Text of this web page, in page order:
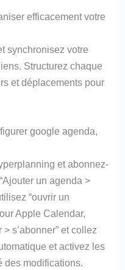
efficacement votre
synchronisez votre
Structurez chaque
et déplacements pour
google agenda,
et abonnez-
un agenda >
“ouvrir un
Apple Calendar,
s’abonner” et collez
et activez les
des modifications.